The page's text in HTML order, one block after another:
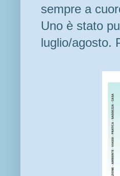
sempre a
Uno è stato
luglio/agosto.